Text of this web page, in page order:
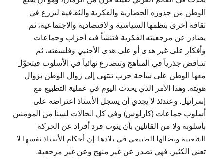
الوطن من جذوره الحضارية والفكرية والثقافية ليزرع في
ثقافة أخرى بنظمها السياسية والاقتصادية والاجتماعية، ثم
يصادر عن مرجعيته الفكرية فتنشأ فيه أحزاب وجماعات
وأفكار على غير هدى أو على هدى الأجنبي وفلسفته، ثم
تتناقض جذرياً في المناهج وتتصارع نهائياً في الأسلوب فيتحوّل
معها الوطن على ساحة حرب تنتهي إلى زوال الوطن بزوال
هويته. وهذا الأمر الذي يحدث اليوم في عملية التطبيع مع
إسرائيل. وعندئذ لا يجدي أن يسجل الأستاذ اعتراضه على
أسلوب جماعات (كارلوس) وفي كل الحالات لسنا من المؤمنين
بأسلوبه ولا من القائلين بأن ينوب فرد أفراد عن الحركة
الشعبية ونضالها الطبيعي في بلادها. إن أحكام الأستاذ نفسها لا
تعني الكثير. فهي تصدر عن غير منهج وعن غير مرجعية.